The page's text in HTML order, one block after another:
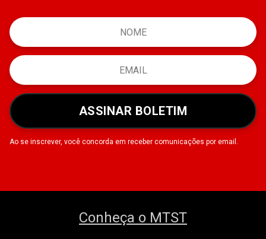
ASSINAR BOLETIM
Ao se inscrever, você concorda em receber comunicações por email.
Conheça o MTST